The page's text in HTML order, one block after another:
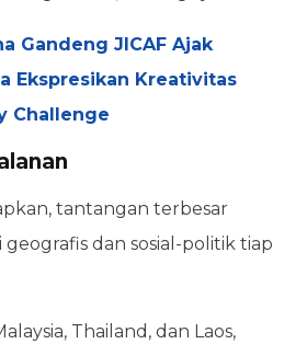
Gandeng JICAF Ajak
Ekspresikan Kreativitas
Challenge
tantangan terbesar
dan sosial-politik tiap
Thailand, dan Laos,